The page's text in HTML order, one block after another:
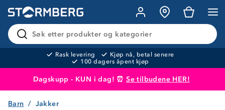
Søk etter produkter og kategorier
Rask levering
Kjøp nå, betal senere
100 dagers åpent kjøp
Dagskupp - KUN i dag! ⏰Se tilbudene HER!
Produktet er lagt i handlekurven
Barn Jakker